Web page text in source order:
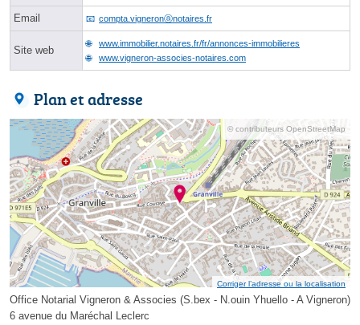
Email compta.vigneronⓐnotaires.fr
Site web
www.immobilier.notaires.fr/fr/annonces-immobilieres
www.vigneron-associes-notaires.com
Plan et adresse
© contributeurs OpenStreetMap
Corriger l’adresse ou la localisation
Office Notarial Vigneron & Associes (S.bex - N.ouin Yhuello - A Vigneron)
6 avenue du Maréchal Leclerc